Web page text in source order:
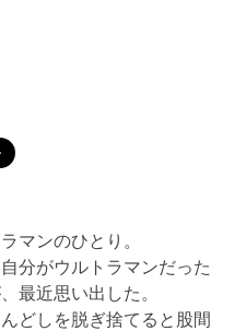
マンのひとり。
分がウルトラマンだった
最近思い出した。
どしを脱ぎ捨てると股間